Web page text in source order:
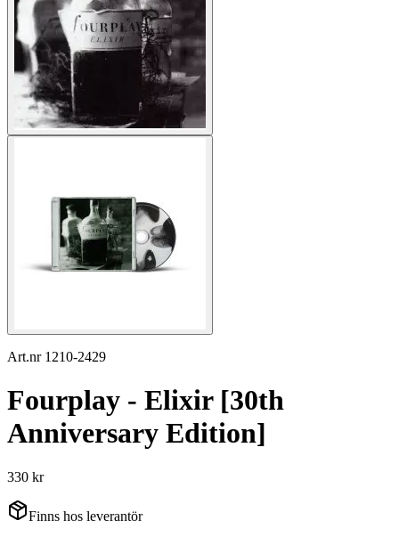
Art.nr 1210-2429
Fourplay - Elixir [30th
Anniversary Edition]
330 kr
Finns hos leverantör